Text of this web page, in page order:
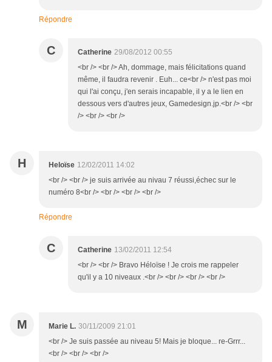
Répondre
C Catherine 29/08/2012 00:55
<br /> <br /> Ah, dommage, mais félicitations quand
même, il faudra revenir . Euh... ce<br /> n'est pas moi
qui l'ai conçu, j'en serais incapable, il y a le lien en
dessous vers d'autres jeux, Gamedesign.jp.<br /> <br
/> <br /> <br />
H Heloïse 12/02/2011 14:02
<br /> <br /> je suis arrivée au nivau 7 réussi,échec sur le
numéro 8<br /> <br /> <br /> <br />
Répondre
C Catherine 13/02/2011 12:54
<br /> <br /> Bravo Héloïse ! Je crois me rappeler
qu'il y a 10 niveaux .<br /> <br /> <br /> <br />
M Marie L. 30/11/2009 21:01
<br /> Je suis passée au niveau 5! Mais je bloque... re-Grrr...
<br /> <br /> <br />